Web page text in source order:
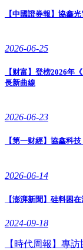
【中國證券報】協鑫
2026-06-25
【财富】登榜2026年
長新曲線
2026-06-23
【第一财經】協鑫科
2026-06-14
【澎湃新聞】硅料困
2024-09-18
【時代周報】專